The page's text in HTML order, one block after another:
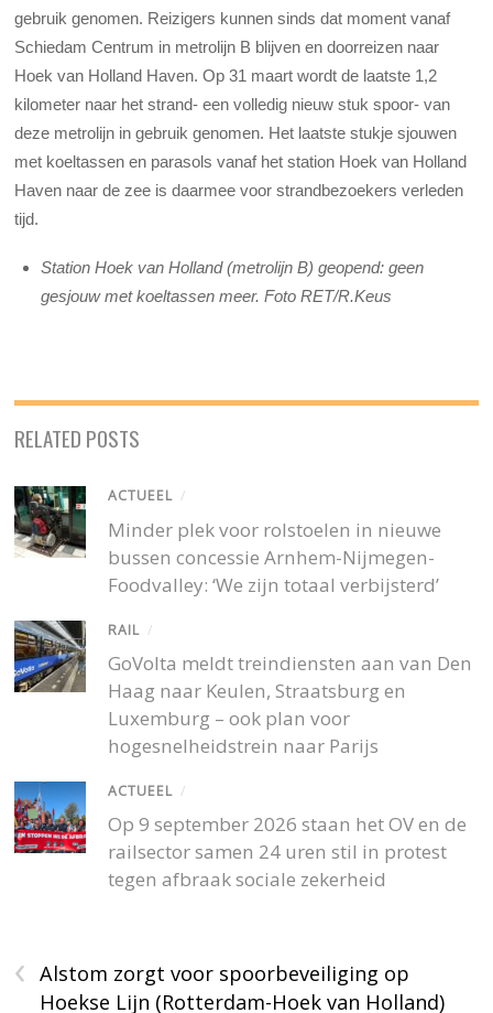
gebruik genomen. Reizigers kunnen sinds dat moment vanaf
Schiedam Centrum in metrolijn B blijven en doorreizen naar
Hoek van Holland Haven. Op 31 maart wordt de laatste 1,2
kilometer naar het strand- een volledig nieuw stuk spoor- van
deze metrolijn in gebruik genomen. Het laatste stukje sjouwen
met koeltassen en parasols vanaf het station Hoek van Holland
Haven naar de zee is daarmee voor strandbezoekers verleden
tijd.
Station Hoek van Holland (metrolijn B) geopend: geen
gesjouw met koeltassen meer. Foto RET/R.Keus
RELATED POSTS
ACTUEEL /
Minder plek voor rolstoelen in nieuwe
bussen concessie Arnhem-Nijmegen-
Foodvalley: ‘We zijn totaal verbijsterd’
RAIL /
GoVolta meldt treindiensten aan van Den
Haag naar Keulen, Straatsburg en
Luxemburg – ook plan voor
hogesnelheidstrein naar Parijs
ACTUEEL /
Op 9 september 2026 staan het OV en de
railsector samen 24 uren stil in protest
tegen afbraak sociale zekerheid
‹
Alstom zorgt voor spoorbeveiliging op
Hoekse Lijn (Rotterdam-Hoek van Holland)